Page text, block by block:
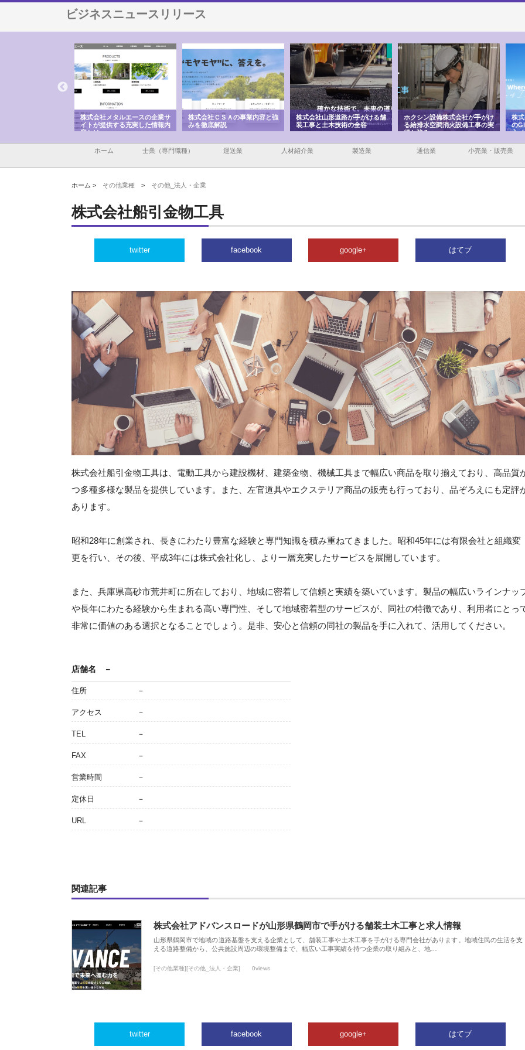
ビジネスニュースリリース
社メタルエースの企業サ
提供する充実した情報内
株式会社ＣＳＡの事業内容と強
みを徹底解説
株式会社山形道路が手がける舗
装工事と土木技術の全容
ホクシン設備株式会社が手がけ
る給排水空調消火設備工事の実
績と強み
株式会社東京シー・エム・シー
のGISインフラ管理システム導
入メリット
ホーム 士業（専門職種） 運送業 人材紹介業 製造業 通信業 小売業・販売業
ホーム > その他業種 > その他_法人・企業
株式会社船引金物工具
twitter facebook google+ はてブ
株式会社船引金物工具は、電動工具から建設機材、建築金物、機械工具まで幅広い商品を取り揃えており、高品質
つ多種多様な製品を提供しています。また、左官道具やエクステリア商品の販売も行っており、品ぞろえにも定評
あります。
昭和28年に創業され、長きにわたり豊富な経験と専門知識を積み重ねてきました。昭和45年には有限会社と組織変
更を行い、その後、平成3年には株式会社化し、より一層充実したサービスを展開しています。
また、兵庫県高砂市荒井町に所在しており、地域に密着して信頼と実績を築いています。製品の幅広いラインナッ
や長年にわたる経験から生まれる高い専門性、そして地域密着型のサービスが、同社の特徴であり、利用者にとっ
非常に価値のある選択となることでしょう。是非、安心と信頼の同社の製品を手に入れて、活用してください。
店舗名 －
住所 －
アクセス －
TEL －
FAX －
営業時間 －
定休日 －
URL －
関連記事
株式会社アドバンスロードが山形県鶴岡市で手がける舗装土木工事と求人情報
山形県鶴岡市で地域の道路基盤を支える企業として、舗装工事や土木工事を手がける専門会社があります。地域住民の生活を支
える道路整備から、公共施設周辺の環境整備まで、幅広い工事実績を持つ企業の取り組みと、地…
[その他業種][その他_法人・企業] 0views
twitter facebook google+ はてブ